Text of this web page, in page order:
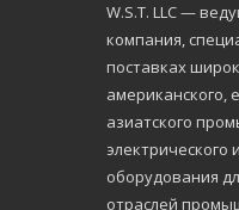
W.S.Т. LLC —
компания,
поставках
американского,
азиатского
электрического
оборудования
отраслей